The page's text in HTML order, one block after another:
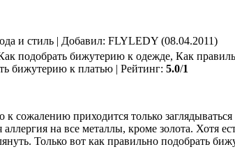
и стиль | Добавил: FLYLEDY (08.04.2011)
подобрать бижутерию к одежде, Как
бижутерию к платью| Рейтинг: 5.0/1
приходится только заглядываться
на все металлы, кроме золота. Хотя
Только вот как правильно подобрать